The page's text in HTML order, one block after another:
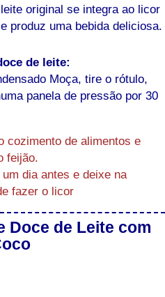
leite original se integra ao licor
e produz uma bebida deliciosa.
de leite:
Moça, tire o rótulo,
panela de pressão por 30
cozimento de alimentos e
feijão.
dia antes e deixe na
fazer o licor
Doce de Leite com